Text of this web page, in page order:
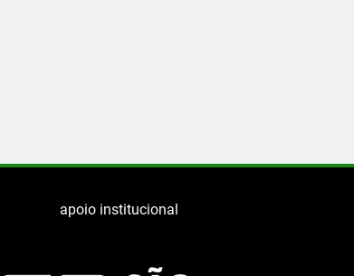
apoio institucional